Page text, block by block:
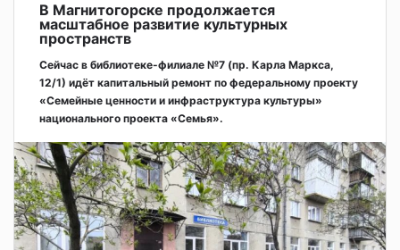
В Магнитогорске продолжается
масштабное развитие культурных
пространств
Сейчас в библиотеке-филиале №7 (пр. Карла Маркса,
12/1) идёт капитальный ремонт по федеральному проекту
«Семейные ценности и инфраструктура культуры»
национального проекта «Семья».